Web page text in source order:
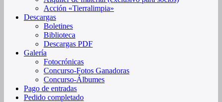
Acción «Tierralimpia»
Descargas
Boletines
Biblioteca
Descargas PDF
Galería
Fotocrónicas
Concurso-Fotos Ganadoras
Concurso-Álbumes
Pago de entradas
Pedido completado